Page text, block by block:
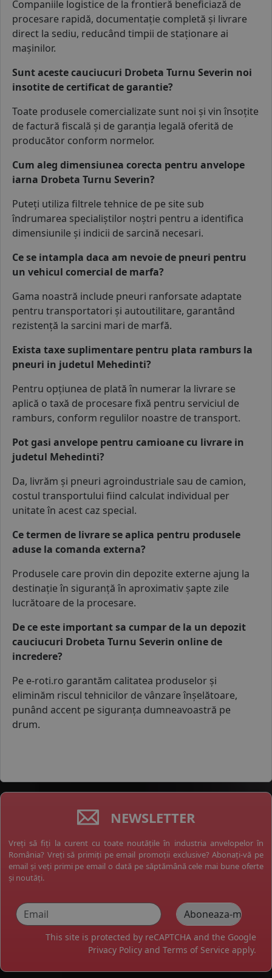
Companiile logistice de la frontieră beneficiază de
procesare rapidă, documentație completă și livrare
direct la sediu, reducând timpii de staționare ai
mașinilor.
Sunt aceste cauciucuri Drobeta Turnu Severin noi
insotite de certificat de garantie?
Toate produsele comercializate sunt noi și vin însoțite
de factură fiscală și de garanția legală oferită de
producător conform normelor.
Cum aleg dimensiunea corecta pentru anvelope
iarna Drobeta Turnu Severin?
Puteți utiliza filtrele tehnice de pe site sub
îndrumarea specialiștilor noștri pentru a identifica
dimensiunile și indicii de sarcină necesari.
Ce se intampla daca am nevoie de pneuri pentru
un vehicul comercial de marfa?
Gama noastră include pneuri ranforsate adaptate
pentru transportatori și autoutilitare, garantând
rezistență la sarcini mari de marfă.
Exista taxe suplimentare pentru plata ramburs la
pneuri in judetul Mehedinti?
Pentru opțiunea de plată în numerar la livrare se
aplică o taxă de procesare fixă pentru serviciul de
ramburs, conform regulilor noastre de transport.
Pot gasi anvelope pentru camioane cu livrare in
judetul Mehedinti?
Da, livrăm și pneuri agroindustriale sau de camion,
costul transportului fiind calculat individual per
unitate în acest caz special.
Ce termen de livrare se aplica pentru produsele
aduse la comanda externa?
Produsele care provin din depozite externe ajung la
destinație în siguranță în aproximativ șapte zile
lucrătoare de la procesare.
De ce este important sa cumpar de la un depozit
cauciucuri Drobeta Turnu Severin online de
incredere?
Pe e-roti.ro garantăm calitatea produselor și
eliminăm riscul tehnicilor de vânzare înșelătoare,
punând accent pe siguranța dumneavoastră pe
drum.
NEWSLETTER
Vreți să fiți la curent cu toate noutățile în industria anvelopelor în
România? Vreți să primiți pe email promoții exclusive? Abonați-vă pe
email și veți primi pe email o dată pe săptămână cele mai bune oferte
și noutăți.
This site is protected by reCAPTCHA and the Google
Privacy Policy and Terms of Service apply.